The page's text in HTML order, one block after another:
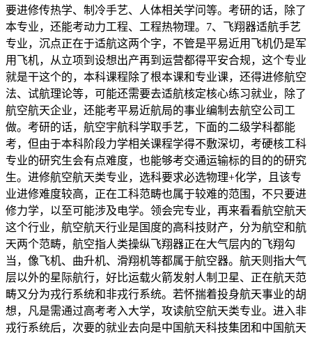
要进修传热学、制冷手艺、人体相关学问等。考研的话，除了
本专业，还能考动力工程、工程热物理。7、飞翔器适航手艺
专业，沉点正在于适航这两个字，不管是平易近用飞机仍是军
用飞机，从立项到设想出产再到运营都得平安合规，这个专业
就是干这个的，本科课程除了根本课和专业课，还得进修航空
法、试航理论等，可能还需要去适航核定核心练习就业，除了
航空航天企业，还能考平易近航局的事业编制去航空公司工
做。考研的话，航空宇航科学取手艺，下面的二级学科都能
考，但由于本科阶段力学相关课程学得不敷深切，考硬核工科
专业的研究生会有点难度，也能够考交通运输标的目的的研究
生。进修航空航天类专业，选科要求必选物理+化学，且该专
业进修难度较高，正在工科范畴也属于较难的范围，不只要进
修力学，以至可能涉及电学。领会完专业，再来看看航空航天
这个行业，航空航天行业是国度的高科技财产，分为航空和航
天两个范畴，航空指人类操纵飞翔器正在大气层内的飞翔勾
当，像飞机、曲升机、滑翔机等都属于航空器。航天则指大气
层以外的星际航行，好比运载火箭发射人制卫星、正在航天范
畴又分为戎行系统和非戎行系统。若怀揣着投身航天事业的胡
想，凡是需通过高考考入大学，攻读航空航天类专业。进入非
戎行系统后，次要的就业去向是中国航天科技集团和中国航天